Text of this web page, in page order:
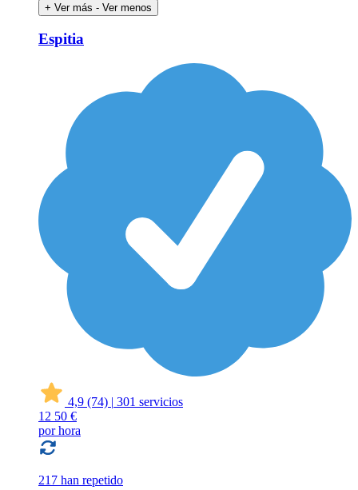
+ Ver más - Ver menos
Espitia
4,9 (74) | 301 servicios
12 50 €
por hora
217 han repetido